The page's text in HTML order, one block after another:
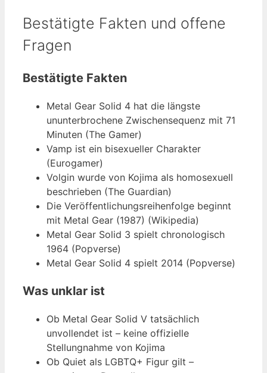
Bestätigte Fakten und offene
Fragen
Bestätigte Fakten
Metal Gear Solid 4 hat die längste
ununterbrochene Zwischensequenz mit 71
Minuten (The Gamer)
Vamp ist ein bisexueller Charakter
(Eurogamer)
Volgin wurde von Kojima als homosexuell
beschrieben (The Guardian)
Die Veröffentlichungsreihenfolge beginnt
mit Metal Gear (1987) (Wikipedia)
Metal Gear Solid 3 spielt chronologisch
1964 (Popverse)
Metal Gear Solid 4 spielt 2014 (Popverse)
Was unklar ist
Ob Metal Gear Solid V tatsächlich
unvollendet ist – keine offizielle
Stellungnahme von Kojima
Ob Quiet als LGBTQ+ Figur gilt –